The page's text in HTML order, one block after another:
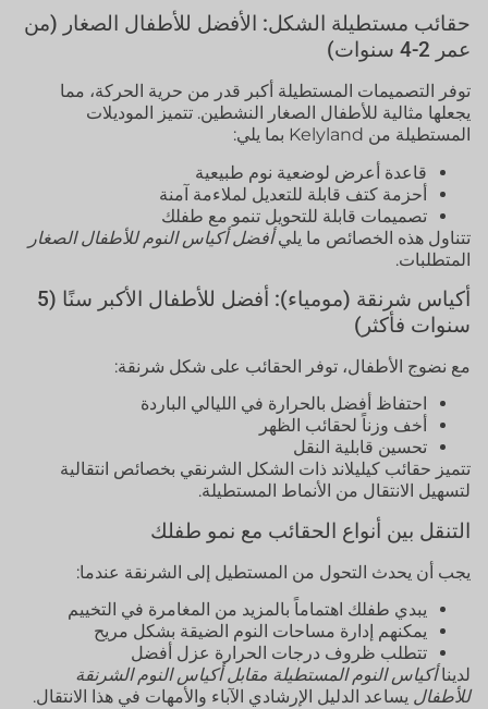
حقائب مستطيلة الشكل: الأفضل للأطفال الصغار (من
عمر 2-4 سنوات)
توفر التصميمات المستطيلة أكبر قدر من حرية الحركة، مما
يجعلها مثالية للأطفال الصغار النشطين. تتميز الموديلات
المستطيلة من Kelyland بما يلي:
قاعدة أعرض لوضعية نوم طبيعية
أحزمة كتف قابلة للتعديل لملاءمة آمنة
تصميمات قابلة للتحويل تنمو مع طفلك
تتناول هذه الخصائص ما يليأفضل أكياس النوم للأطفال الصغار
المتطلبات.
أكياس شرنقة (مومياء): أفضل للأطفال الأكبر سنًا (5
سنوات فأكثر)
مع نضوج الأطفال، توفر الحقائب على شكل شرنقة:
احتفاظ أفضل بالحرارة في الليالي الباردة
أخف وزناً لحقائب الظهر
تحسين قابلية النقل
تتميز حقائب كيليلاند ذات الشكل الشرنقي بخصائص انتقالية
لتسهيل الانتقال من الأنماط المستطيلة.
التنقل بين أنواع الحقائب مع نمو طفلك
يجب أن يحدث التحول من المستطيل إلى الشرنقة عندما:
يبدي طفلك اهتماماً بالمزيد من المغامرة في التخييم
يمكنهم إدارة مساحات النوم الضيقة بشكل مريح
تتطلب ظروف درجات الحرارة عزل أفضل
لديناأكياس النوم المستطيلة مقابل أكياس النوم الشرنقة
للأطفال يساعد الدليل الإرشادي الآباء والأمهات في هذا الانتقال.